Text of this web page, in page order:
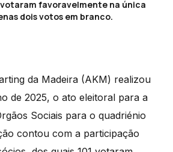
votaram favoravelmente na única
dois votos em branco.
da Madeira (AKM) realizou
de 2025, o ato eleitoral para a
Sociais para o quadriénio
contou com a participação